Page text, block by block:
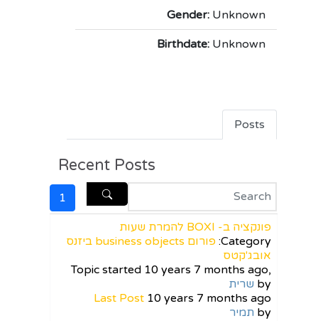
Gender: Unknown
Birthdate: Unknown
Posts
Recent Posts
1
פונקציה ב- BOXI להמרת שעות
Category:
פורום business objects ביזנס
אובג'קטס
Topic started 10 years 7 months ago,
by שרית
Last Post 10 years 7 months ago
by תמיר